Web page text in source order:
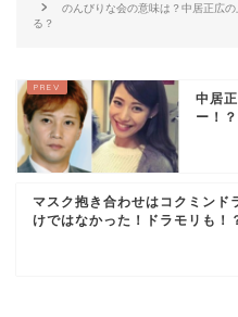
のんびりな会の意味は？中居正広
る？
中居
ー！
マスク抱き合わせはコクミンド
けではなかった！ドラモリも！